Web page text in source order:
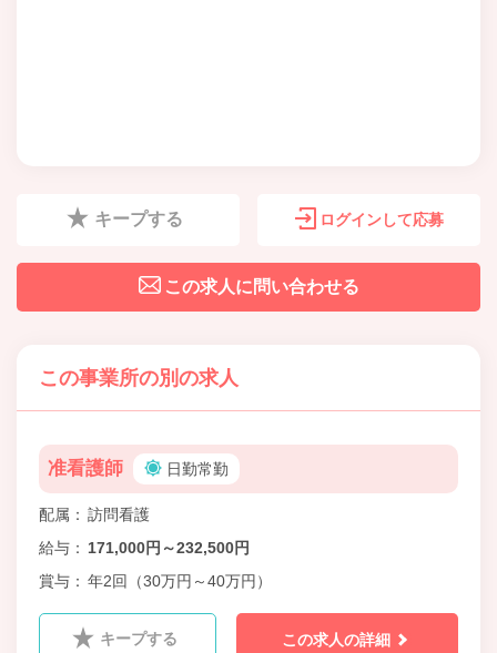
キープする ログインして応募
この求人に問い合わせる
この事業所の別の求人
准看護師 日勤常勤
配属
訪問看護
給与
171,000円～232,500円
賞与
年2回（30万円～40万円）
キープする この求人の詳細